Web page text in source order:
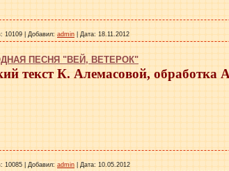
10109 Добавил: admin Дата: 18.11.2012
ПЕСНЯ "ВЕЙ, ВЕТЕРОК"
текст К. Алемасовой,
10085 Добавил: admin Дата: 10.05.2012